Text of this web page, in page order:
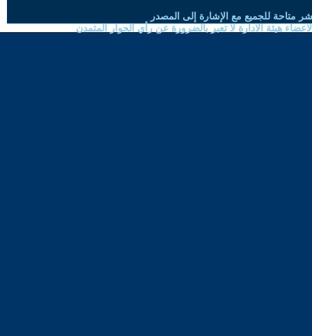
متاحة للجميع مع الإشارة إلى المصدر
هيئة الادارة لا تعبر بالضرورة عن رأي الحوار المتمدن